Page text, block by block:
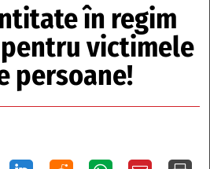
în regim
victimele
persoane!